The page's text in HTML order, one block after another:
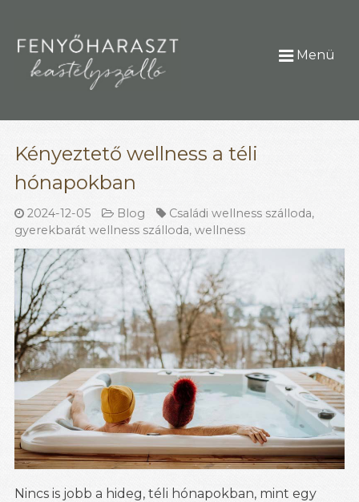
Menü
Kényeztető wellness a téli
hónapokban
2024-12-05 Blog Családi wellness szálloda,
gyerekbarát wellness szálloda, wellness
Nincs is jobb a hideg, téli hónapokban, mint egy